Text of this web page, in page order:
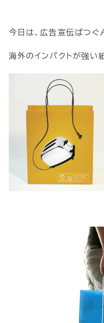
今日は、広告宣伝ばつぐ
海外のインパクトが強い